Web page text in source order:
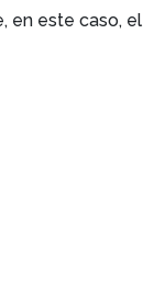
en este caso, el